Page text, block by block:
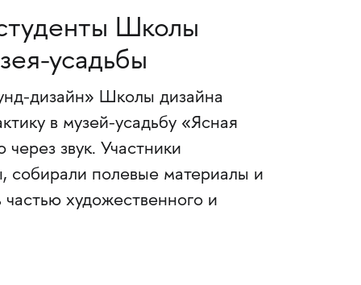
Школы
усадьбы
дизайн» Школы дизайна
в музей-усадьбу «Ясная
звук. Участники
собирали полевые материалы и
частью художественного и